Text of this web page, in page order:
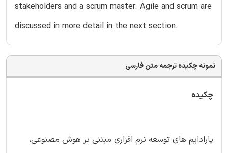
stakeholders and a scrum master. Agile and scrum are
discussed in more detail in the next section.
نمونه چکیده ترجمه متن فارسی
چکیده
پارادایم های توسعه نرم افزاری مبتنی بر هوش مصنوعی،